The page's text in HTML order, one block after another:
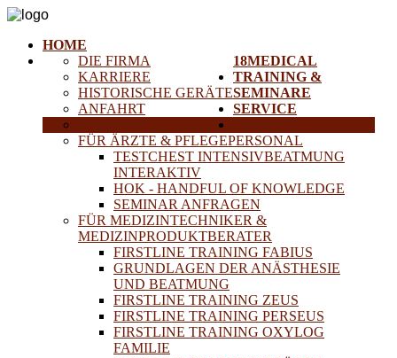
HOME
18MEDICAL
DIE FIRMA
KARRIERE
HISTORISCHE GERÄTE
ANFAHRT
TRAINING &
SEMINARE
FÜR ÄRZTE & PFLEGEPERSONAL
TESTCHEST INTENSIVBEATMUNG
INTERAKTIV
HOK - HANDFUL OF KNOWLEDGE
SEMINAR ANFRAGEN
FÜR MEDIZINTECHNIKER &
MEDIZINPRODUKTBERATER
FIRSTLINE TRAINING FABIUS
GRUNDLAGEN DER ANÄSTHESIE
UND BEATMUNG
FIRSTLINE TRAINING ZEUS
FIRSTLINE TRAINING PERSEUS
FIRSTLINE TRAINING OXYLOG
FAMILIE
SERVICE